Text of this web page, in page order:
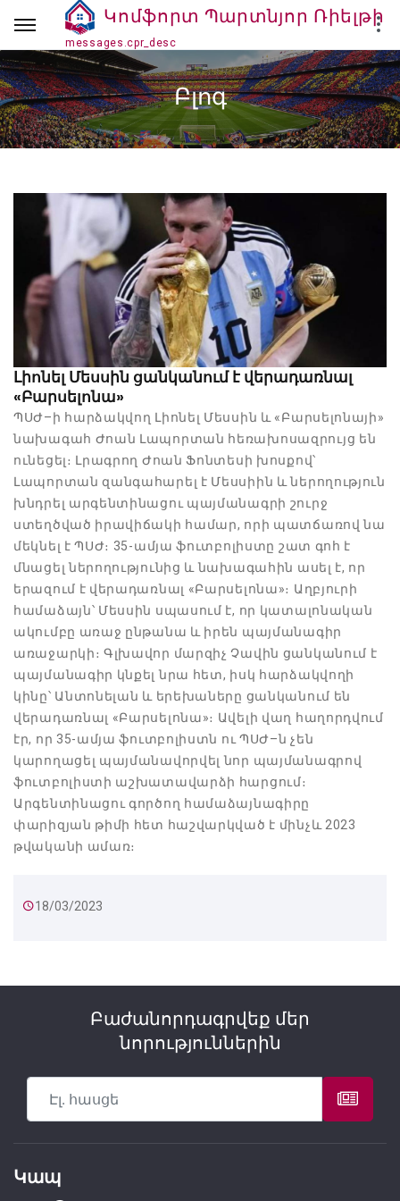
Կոմֆորտ Պարտնյոր Ռիելթի
Կոմֆորտ Պարտնյոր Ռիելթի
messages.cpr_desc
Բլոգ
Լիոնել Մեսսին ցանկանում է վերադառնալ
«Բարսելոնա»
ՊՍԺ–ի հարձակվող Լիոնել Մեսսին և «Բարսելոնայի»
նախագահ Ժոան Լապորտան հեռախոսազրույց են
ունեցել։ Լրագրող Ժոան Ֆոնտեսի խոսքով՝
Լապորտան զանգահարել է Մեսսիին և ներողություն
խնդրել արգենտինացու պայմանագրի շուրջ
ստեղծված իրավիճակի համար, որի պատճառով նա
մեկնել է ՊՍԺ։ 35-ամյա ֆուտբոլիստը շատ գոհ է
մնացել ներողությունից և նախագահին ասել է, որ
երազում է վերադառնալ «Բարսելոնա»։ Աղբյուրի
համաձայն՝ Մեսսին սպասում է, որ կատալոնական
ակումբը առաջ ընթանա և իրեն պայմանագիր
առաջարկի։ Գլխավոր մարզիչ Չավին ցանկանում է
պայմանագիր կնքել նրա հետ, իսկ հարձակվողի
կինը՝ Անտոնելան և երեխաները ցանկանում են
վերադառնալ «Բարսելոնա»։ Ավելի վաղ հաղորդվում
էր, որ 35-ամյա ֆուտբոլիստն ու ՊՍԺ–ն չեն
կարողացել պայմանավորվել նոր պայմանագրով
ֆուտբոլիստի աշխատավարձի հարցում։
Արգենտինացու գործող համաձայնագիրը
փարիզյան թիմի հետ հաշվարկված է մինչև 2023
թվականի ամառ։
18/03/2023
Բաժանորդագրվեք մեր
նորություններին
Կապ